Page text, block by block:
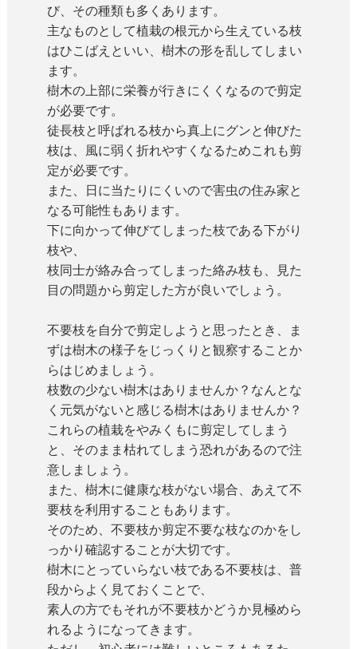
び、その種類も多くあります。
主なものとして植栽の根元から生えている枝
はひこばえといい、樹木の形を乱してしまい
ます。
樹木の上部に栄養が行きにくくなるので剪定
が必要です。
徒長枝と呼ばれる枝から真上にグンと伸びた
枝は、風に弱く折れやすくなるためこれも剪
定が必要です。
また、日に当たりにくいので害虫の住み家と
なる可能性もあります。
下に向かって伸びてしまった枝である下がり
枝や、
枝同士が絡み合ってしまった絡み枝も、見た
目の問題から剪定した方が良いでしょう。
不要枝を自分で剪定しようと思ったとき、ま
ずは樹木の様子をじっくりと観察することか
らはじめましょう。
枝数の少ない樹木はありませんか？なんとな
く元気がないと感じる樹木はありませんか？
これらの植栽をやみくもに剪定してしまう
と、そのまま枯れてしまう恐れがあるので注
意しましょう。
また、樹木に健康な枝がない場合、あえて不
要枝を利用することもあります。
そのため、不要枝か剪定不要な枝なのかをし
っかり確認することが大切です。
樹木にとっていらない枝である不要枝は、普
段からよく見ておくことで、
素人の方でもそれが不要枝かどうか見極めら
れるようになってきます。